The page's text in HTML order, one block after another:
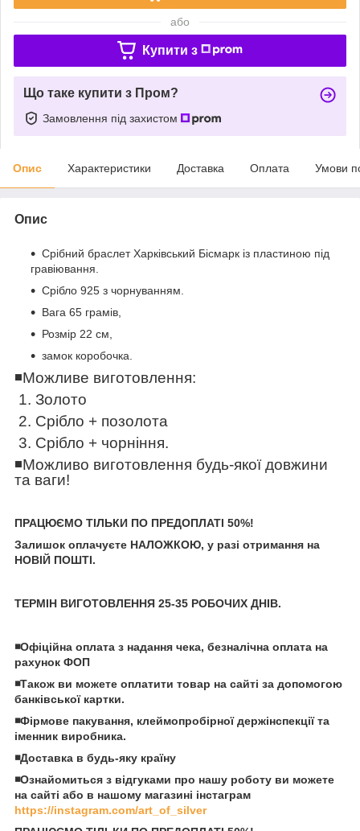
або
Купити з
Що таке купити з Пром?
Замовлення під захистом
Опис Характеристики Доставка Оплата Умови
Опис
Срібний браслет Харківський Бісмарк із пластиною під
гравіювання.
Срібло 925 з чорнуванням.
Вага 65 грамів,
Розмір 22 см,
замок коробочка.
◾️Можливе виготовлення:
1. Золото
2. Срібло + позолота
3. Срібло + чорніння.
◾️Можливо виготовлення будь-якої довжини
та ваги!
ПРАЦЮЄМО ТІЛЬКИ ПО ПРЕДОПЛАТІ 50%!
Залишок оплачуєте НАЛОЖКОЮ, у разі отримання на
НОВІЙ ПОШТІ.
ТЕРМІН ВИГОТОВЛЕННЯ 25-35 РОБОЧИХ ДНІВ.
◾️Офіційна оплата з надання чека, безналічна оплата на
рахунок ФОП
◾️Також ви можете оплатити товар на сайті за допомогою
банківської картки.
◾️Фірмове пакування, клеймопробірної держінспекції та
іменник виробника.
◾️Доставка в будь-яку країну
◾️Ознайомиться з відгуками про нашу роботу ви можете
на сайті або в нашому магазині інстаграм
https://instagram.com/art_of_silver